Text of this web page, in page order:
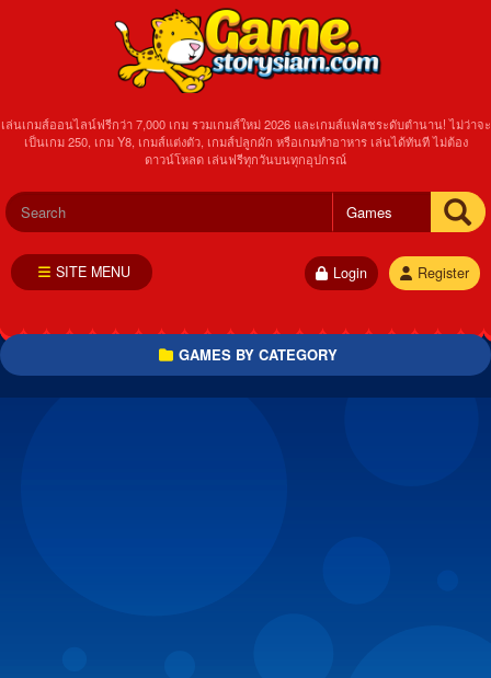
เล่นเกมส์ออนไลน์ฟรีกว่า 7,000 เกม รวมเกมส์ใหม่ 2026 และเกมส์แฟลชระดับตำนาน! ไม่ว่าจะ
เป็นเกม 250, เกม Y8, เกมส์แต่งตัว, เกมส์ปลูกผัก หรือเกมทำอาหาร เล่นได้ทันที ไม่ต้อง
ดาวน์โหลด เล่นฟรีทุกวันบนทุกอุปกรณ์
Register
Login
SITE MENU
GAMES BY CATEGORY